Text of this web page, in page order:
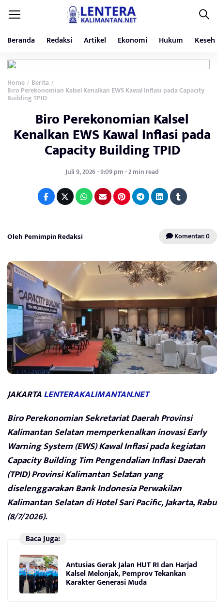
Beranda Redaksi Artikel Ekonomi Hukum
Home / Berita /
Biro Perekonomian Kalsel Kenalkan EWS Kawal Inflasi pada Capacity
Building TPID
Biro Perekonomian Kalsel
Kenalkan EWS Kawal Inflasi pada
Capacity Building TPID
Juli 9, 2026 - 9:09 pm - 2 min read
Oleh Pemimpin Redaksi Komentar: 0
JAKARTALENTERAKALIMANTAN.NET
Biro Perekonomian Sekretariat Daerah Provinsi
Kalimantan Selatan memperkenalkan inovasi Early
Warning System (EWS) Kawal Inflasi pada kegiatan
Capacity Building Tim Pengendalian Inflasi Daerah
(TPID) Provinsi Kalimantan Selatan yang
diselenggarakan Bank Indonesia Perwakilan
Kalimantan Selatan di Hotel Sari Pacific, Jakarta, Rabu
(8/7/2026).
Baca Juga:
Antusias Gerak Jalan HUT RI dan Harjad
Kalsel Melonjak, Pemprov Tekankan
Karakter Generasi Muda